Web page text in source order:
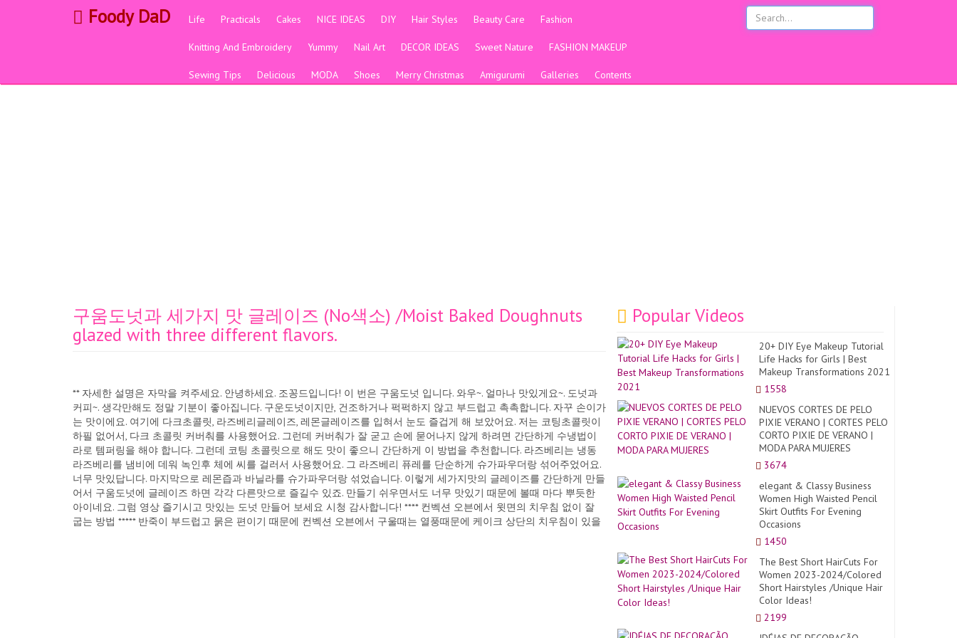
Foody DaD Life Practicals Cakes NICE IDEAS DIY Hair Styles Beauty Care Fashion
Knitting And Embroidery Yummy Nail Art DECOR IDEAS Sweet Nature FASHION MAKEUP
Sewing Tips Delicious MODA Shoes Merry Christmas Amigurumi Galleries Contents
구움도넛과 세가지 맛 글레이즈 (No색소) /Moist Baked Doughnuts
glazed with three different flavors.
** 자세한 설명은 자막을 켜주세요. 안녕하세요. 조꽁드입니다! 이 번은 구움도넛 입니다. 와우~. 얼마나 맛있게요~. 도넛과
커피~. 생각만해도 정말 기분이 좋아집니다. 구운도넛이지만, 건조하거나 퍽퍽하지 않고 부드럽고 촉촉합니다. 자꾸 손이가
는 맛이에요. 여기에 다크초콜릿, 라즈베리글레이즈, 레몬글레이즈를 입혀서 눈도 즐겁게 해 보았어요. 저는 코팅초콜릿이
하필 없어서, 다크 초콜릿 커버춰를 사용했어요. 그런데 커버춰가 잘 굳고 손에 묻어나지 않게 하려면 간단하게 수냉법이
라로 템퍼링을 해야 합니다. 그런데 코팅 초콜릿으로 해도 맛이 좋으니 간단하게 이 방법을 추천합니다. 라즈베리는 냉동
라즈베리를 냄비에 데워 녹인후 체에 씨를 걸러서 사용했어요. 그 라즈베리 퓨레를 단순하게 슈가파우더랑 섞어주었어요.
너무 맛있답니다. 마지막으로 레몬즙과 바닐라를 슈가파우더랑 섞었습니다. 이렇게 세가지맛의 글레이즈를 간단하게 만들
어서 구움도넛에 글레이즈 하면 각각 다른맛으로 즐길수 있죠. 만들기 쉬우면서도 너무 맛있기 때문에 볼때 마다 뿌듯한
아이네요. 그럼 영상 즐기시고 맛있는 도넛 만들어 보세요 시청 감사합니다! **** 컨벡션 오븐에서 윗면의 치우침 없이 잘
굽는 방법 ***** 반죽이 부드럽고 묽은 편이기 때문에 컨벡션 오븐에서 구울때는 열풍때문에 케이크 상단의 치우침이 있을
Popular Videos
20+ DIY Eye Makeup Tutorial
Life Hacks for Girls | Best
Makeup Transformations 2021
1558
NUEVOS CORTES DE PELO
PIXIE VERANO | CORTES PELO
CORTO PIXIE DE VERANO |
MODA PARA MUJERES
3674
elegant & Classy Business
Women High Waisted Pencil
Skirt Outfits For Evening
Occasions
1450
The Best Short HairCuts For
Women 2023-2024/Colored
Short Hairstyles /Unique Hair
Color Ideas!
2199